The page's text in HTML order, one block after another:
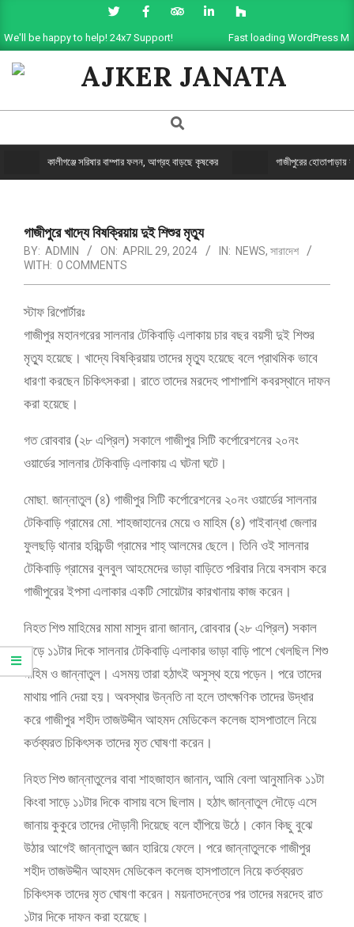
We'll be happy to help! 24x7 Support! Fast loading WordPress
AJKER
কালীগঞ্জে সরিষার বাম্পার ফলন, আগ্রহ বাড়ছে কৃষকের গাজীপুরের হোতাপাড়ায়
গাজীপুরে খাদ্যে বিষক্রিয়ায় দুই শিশুর মৃত্যু
BY: ADMIN ON: APRIL 29, 2024 IN: NEWS, সারাদেশ
WITH: 0 COMMENTS
স্টাফ রিপোর্টারঃ
গাজীপুর মহানগরের সালনার টেকিবাড়ি এলাকায় চার বছর বয়সী দুই শিশুর
মৃত্যু হয়েছে। খাদ্যে বিষক্রিয়ায় তাদের মৃত্যু হয়েছে বলে প্রাথমিক ভাবে
ধারণা করছেন চিকিৎসকরা। রাতে তাদের মরদেহ পাশাপাশি কবরস্থানে দাফন
করা হয়েছে।
গত রোববার (২৮ এপ্রিল) সকালে গাজীপুর সিটি কর্পোরেশনের ২০নং
ওয়ার্ডের সালনার টেকিবাড়ি এলাকায় এ ঘটনা ঘটে।
মোছা. জান্নাতুল (৪) গাজীপুর সিটি কর্পোরেশনের ২০নং ওয়ার্ডের সালনার
টেকিবাড়ি গ্রামের মো. শাহজাহানের মেয়ে ও মাহিম (৪) গাইবান্ধা জেলার
ফুলছড়ি থানার হরিচন্ডী গ্রামের শাহ্ আলমের ছেলে। তিনি ওই সালনার
টেকিবাড়ি গ্রামের বুলবুল আহমেদের ভাড়া বাড়িতে পরিবার নিয়ে বসবাস করে
গাজীপুরের ইপসা এলাকার একটি সোয়েটার কারখানায় কাজ করেন।
নিহত শিশু মাহিমের মামা মাসুদ রানা জানান, রোববার (২৮ এপ্রিল) সকাল
সাড়ে ১১টার দিকে সালনার টেকিবাড়ি এলাকার ভাড়া বাড়ি পাশে খেলছিল শিশু
মাহিম ও জান্নাতুল। এসময় তারা হঠাৎই অসুস্থ হয়ে পড়েন। পরে তাদের
মাথায় পানি দেয়া হয়। অবস্থার উন্নতি না হলে তাৎক্ষণিক তাদের উদ্ধার
করে গাজীপুর শহীদ তাজউদ্দীন আহমদ মেডিকেল কলেজ হাসপাতালে নিয়ে
কর্তব্যরত চিকিৎসক তাদের মৃত ঘোষণা করেন।
নিহত শিশু জান্নাতুলের বাবা শাহজাহান জানান, আমি বেলা আনুমানিক ১১টা
কিংবা সাড়ে ১১টার দিকে বাসায় বসে ছিলাম। হঠাৎ জান্নাতুল দৌড়ে এসে
জানায় কুকুরে তাদের দৌড়ানী দিয়েছে বলে হাঁপিয়ে উঠে। কোন কিছু বুঝে
উঠার আগেই জান্নাতুল জ্ঞান হারিয়ে ফেলে। পরে জান্নাতুলকে গাজীপুর
শহীদ তাজউদ্দীন আহমদ মেডিকেল কলেজ হাসপাতালে নিয়ে কর্তব্যরত
চিকিৎসক তাদের মৃত ঘোষণা করেন। ময়নাতদন্তের পর তাদের মরদেহ রাত
১টার দিকে দাফন করা হয়েছে।